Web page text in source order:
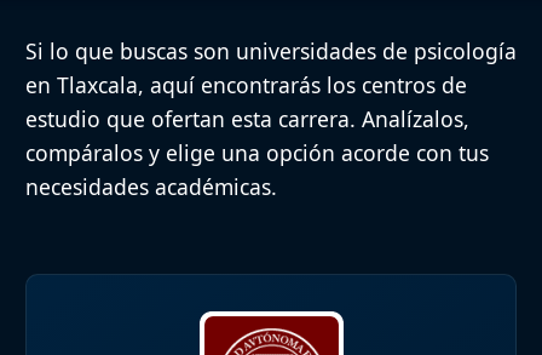
Si lo que buscas son universidades de psicología
en Tlaxcala, aquí encontrarás los centros de
estudio que ofertan esta carrera. Analízalos,
compáralos y elige una opción acorde con tus
necesidades académicas.